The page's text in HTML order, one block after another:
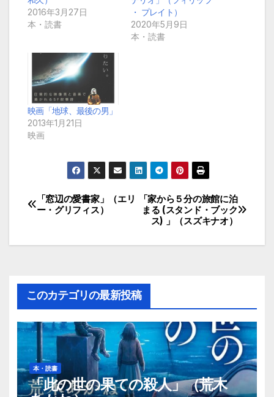
2016年3月27日
本・読書
・ プレイト）
2020年5月9日
本・読書
映画「地球、最後の男」
2013年1月21日
映画
投
ビ
ゲ
ー
シ
ョ
「家から５分の旅館に泊
まる (スタンド・ブック
ス) 」（スズキナオ）
「窓辺の愛書家」（エリ
ー・グリフィス）
このカテゴリの最新投稿
本・読書
「此の世の果ての殺人」（荒木